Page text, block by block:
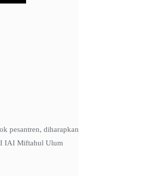
pesantren, diharapkan
IAI Miftahul Ulum